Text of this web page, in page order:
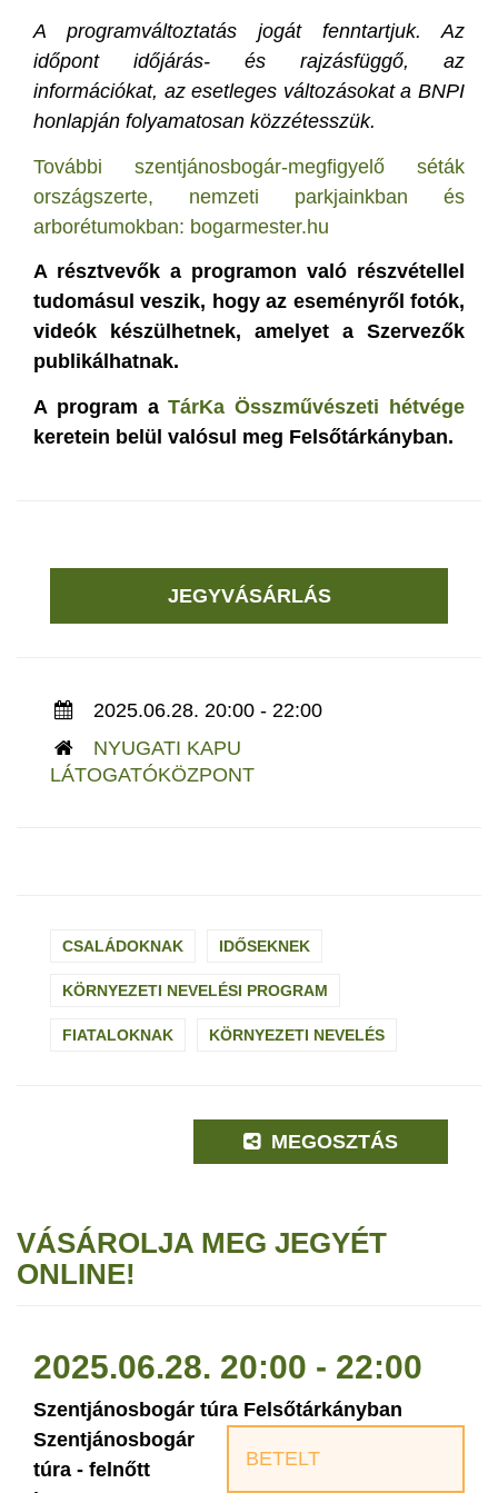
A programváltoztatás jogát fenntartjuk. Az
időpont időjárás- és rajzásfüggő, az
információkat, az esetleges változásokat a BNPI
honlapján folyamatosan közzétesszük.
További szentjánosbogár-megfigyelő séták
országszerte, nemzeti parkjainkban és
arborétumokban: bogarmester.hu
A résztvevők a programon való részvétellel
tudomásul veszik, hogy az eseményről fotók,
videók készülhetnek, amelyet a Szervezők
publikálhatnak.
A program aTárKa Összművészeti hétvége
keretein belül valósul meg Felsőtárkányban.
JEGYVÁSÁRLÁS
2025.06.28. 20:00 - 22:00
NYUGATI KAPU
LÁTOGATÓKÖZPONT
CSALÁDOKNAK IDŐSEKNEK
KÖRNYEZETI NEVELÉSI PROGRAM
FIATALOKNAK KÖRNYEZETI NEVELÉS
MEGOSZTÁS
VÁSÁROLJA MEG JEGYÉT
ONLINE!
2025.06.28. 20:00 - 22:00
Szentjánosbogár túra Felsőtárkányban
Szentjánosbogár
túra - felnőtt
BETELT